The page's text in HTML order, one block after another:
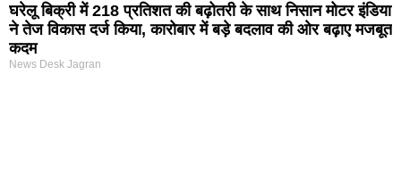
घरेलू बिक्री में 218 प्रतिशत की बढ़ोतरी के साथ निसान मोटर इंडिया
ने तेज विकास दर्ज किया, कारोबार में बड़े बदलाव की ओर बढ़ाए मजबूत
कदम
News Desk Jagran